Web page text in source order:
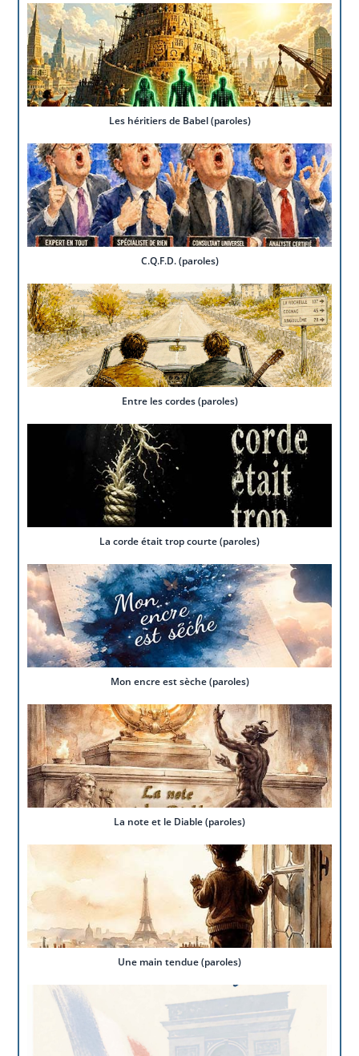
Les héritiers de Babel (paroles)
C.Q.F.D. (paroles)
Entre les cordes (paroles)
La corde était trop courte (paroles)
Mon encre est sèche (paroles)
La note et le Diable (paroles)
Une main tendue (paroles)